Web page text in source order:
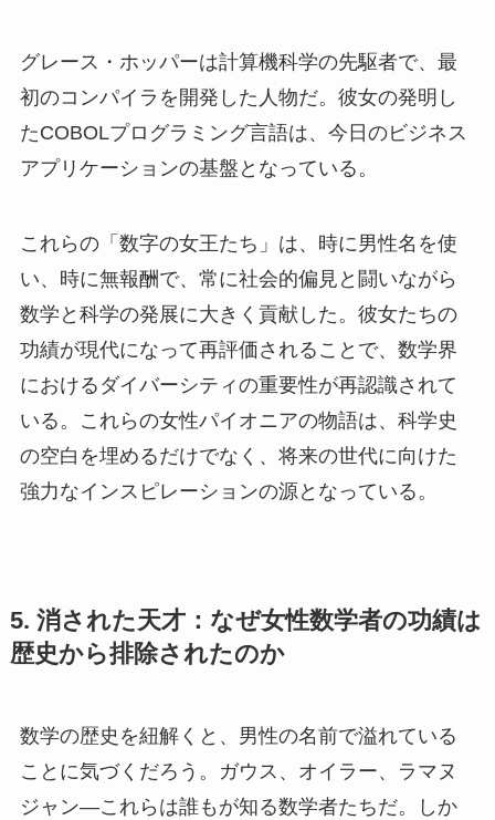
グレース・ホッパーは計算機科学の先駆者で、最
初のコンパイラを開発した人物だ。彼女の発明し
たCOBOLプログラミング言語は、今日のビジネス
アプリケーションの基盤となっている。
これらの「数字の女王たち」は、時に男性名を使
い、時に無報酬で、常に社会的偏見と闘いながら
数学と科学の発展に大きく貢献した。彼女たちの
功績が現代になって再評価されることで、数学界
におけるダイバーシティの重要性が再認識されて
いる。これらの女性パイオニアの物語は、科学史
の空白を埋めるだけでなく、将来の世代に向けた
強力なインスピレーションの源となっている。
5. 消された天才：なぜ女性数学者の功績は
歴史から排除されたのか
数学の歴史を紐解くと、男性の名前で溢れている
ことに気づくだろう。ガウス、オイラー、ラマヌ
ジャン—これらは誰もが知る数学者たちだ。しか